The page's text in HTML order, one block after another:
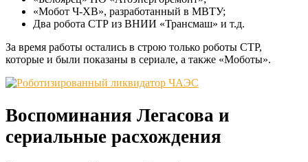
«Мобот Ч-ХВ», разработанный в МВТУ;
Два робота СТР из ВНИИ «Трансмаш» и т.д.
За время работы остались в строю только роботы СТР,
которые и были показаны в сериале, а также «Моботы».
Воспоминания Легасова и
сериальные расхождения